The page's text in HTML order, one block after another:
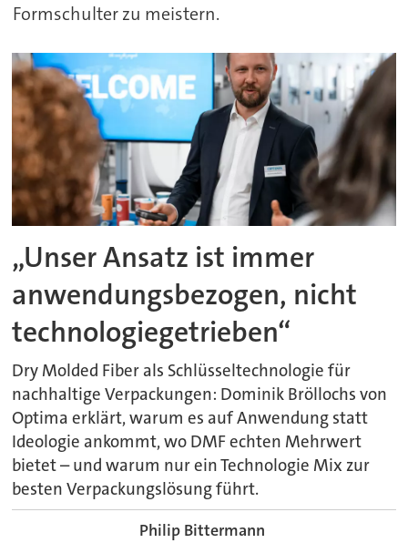
Formschulter zu meistern.
„Unser Ansatz ist immer
anwendungsbezogen, nicht
technologiegetrieben“
Dry Molded Fiber als Schlüsseltechnologie für
nachhaltige Verpackungen: Dominik Bröllochs von
Optima erklärt, warum es auf Anwendung statt
Ideologie ankommt, wo DMF echten Mehrwert
bietet – und warum nur ein Technologie Mix zur
besten Verpackungslösung führt.
Philip Bittermann